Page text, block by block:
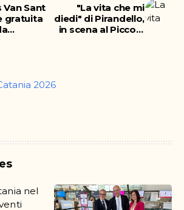
Van Sant
gratuita
"La vita che mi
diedi" di Pirandello,
in scena al Piccolo
2026